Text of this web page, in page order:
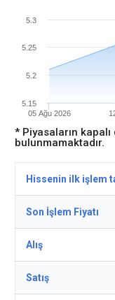
05 Ağu 2026
5.15
5.2
5.25
5.3
* Piyasaların
bulunmamaktadır.
Hissenin ilk işlem
Son İşlem Fiyatı
Alış
Satış